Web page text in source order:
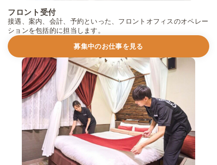
フロント受付
接遇、案内、会計、予約といった、フロントオフィスのオペレー
ションを包括的に担当します。
募集中のお仕事を見る